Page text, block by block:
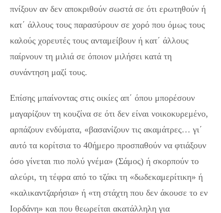
πνίξουν αν δεν αποκριθούν σωστά σε ότι ερωτηθούν ή
κατ΄ άλλους τους παρασύρουν σε χορό που όμως τους
καλούς χορευτές τους ανταμείβουν ή κατ΄ άλλους
παίρνουν τη μιλιά σε όποιον μιλήσει κατά τη
συνάντηση μαζί τους.
Επίσης μπαίνοντας στις οικίες απ΄ όπου μπορέσουν
μαγαρίζουν τη κουζίνα σε ότι δεν είναι νοικοκυρεμένο,
αρπάζουν ενδύματα, «βασανίζουν τις ακαμάτρες… γι΄
αυτό τα κορίτσια το 40ήμερο προσπαθούν να φτιάξουν
όσο γίνεται πιο πολύ γνέμα» (Σάμος) ή σκορπούν το
αλεύρι, τη τέφρα από το τζάκι τη «δωδεκαμερίτικη» ή
«καλικαντζαρήσια» ή «τη στάχτη που δεν άκουσε το εν
Ιορδάνη» και που θεωρείται ακατάλληλη για